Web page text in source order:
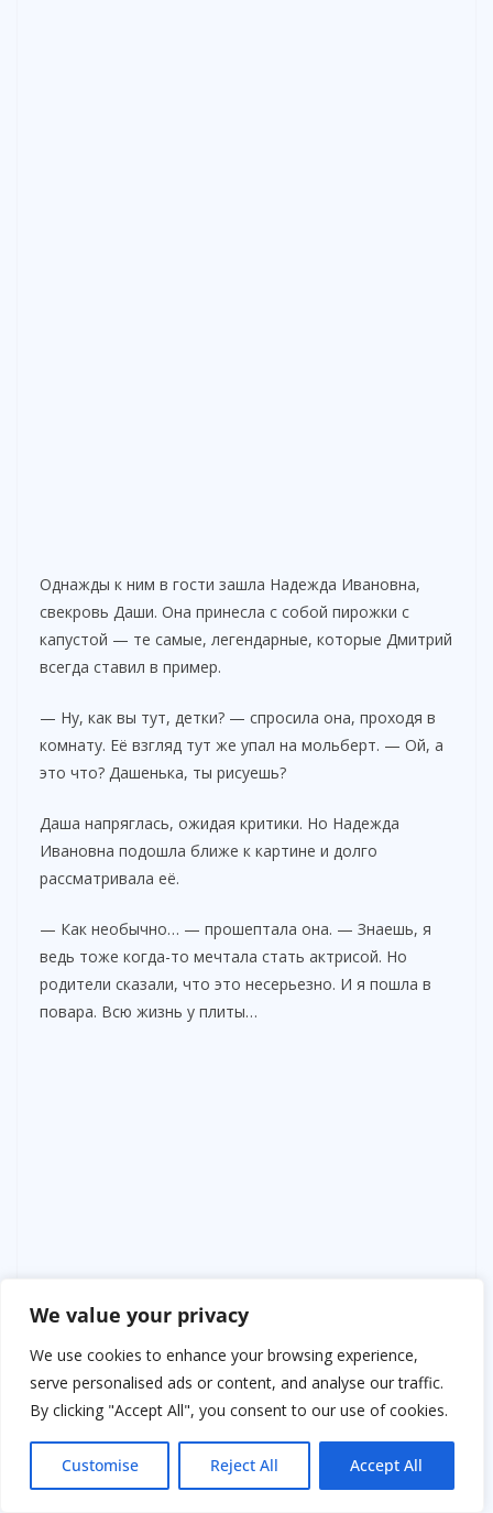
We value your privacy
We use cookies to enhance your browsing experience,
serve personalised ads or content, and analyse our traffic.
By clicking "Accept All", you consent to our use of cookies.
Customise Reject All Accept All
Однажды к ним в гости зашла Надежда Ивановна,
свекровь Даши. Она принесла с собой пирожки с
капустой — те самые, легендарные, которые Дмитрий
всегда ставил в пример.
— Ну, как вы тут, детки? — спросила она, проходя в
комнату. Её взгляд тут же упал на мольберт. — Ой, а
это что? Дашенька, ты рисуешь?
Даша напряглась, ожидая критики. Но Надежда
Ивановна подошла ближе к картине и долго
рассматривала её.
— Как необычно… — прошептала она. — Знаешь, я
ведь тоже когда-то мечтала стать актрисой. Но
родители сказали, что это несерьезно. И я пошла в
повара. Всю жизнь у плиты…